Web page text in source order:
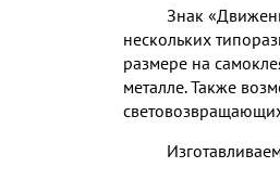
Знак
нескольких
размере на
металле. Также